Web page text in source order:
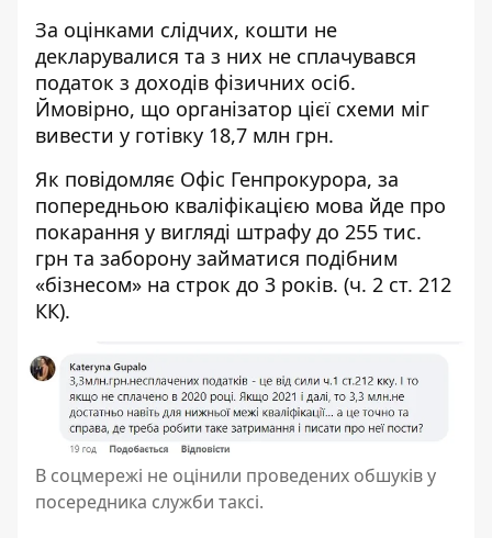
За оцінками слідчих, кошти не
декларувалися та з них не сплачувався
податок з доходів фізичних осіб.
Ймовірно, що організатор цієї схеми міг
вивести у готівку 18,7 млн грн.
Як повідомляє Офіс Генпрокурора, за
попередньою кваліфікацією мова йде про
покарання у вигляді штрафу до 255 тис.
грн та заборону займатися подібним
«бізнесом» на строк до 3 років. (ч. 2 ст. 212
КК).
В соцмережі не оцінили проведених обшуків у
посередника служби таксі.